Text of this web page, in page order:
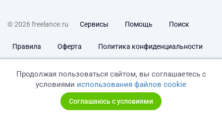
© 2026 freelance.ru Сервисы Помощь Поиск
Правила Оферта Политика конфиденциальности
Продолжая пользоваться сайтом, вы соглашаетесь с
условиями использования файлов cookie
Соглашаюсь с условиями